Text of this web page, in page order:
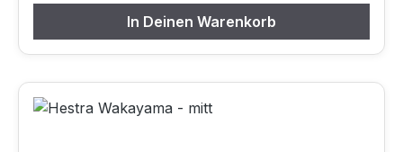
In Deinen Warenkorb